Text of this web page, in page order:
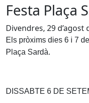
Festa Plaça
Divendres, 29 d’agost
Els pròxims dies 6 i 7
Plaça Sardà.
DISSABTE 6 DE